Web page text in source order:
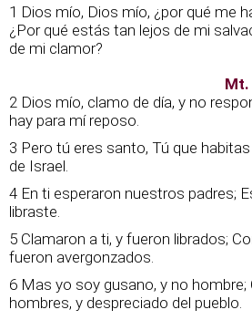
1 Dios mío, Dios mío, ¿por qué me
¿Por qué estás tan lejos de mi
de mi clamor?
Mt.
2 Dios mío, clamo de día, y no
hay para mí reposo.
3 Pero tú eres santo, Tú que
de Israel.
4 En ti esperaron nuestros padres;
libraste.
5 Clamaron a ti, y fueron librados;
fueron avergonzados.
6 Mas yo soy gusano, y no hombre;
hombres, y despreciado del pueblo.